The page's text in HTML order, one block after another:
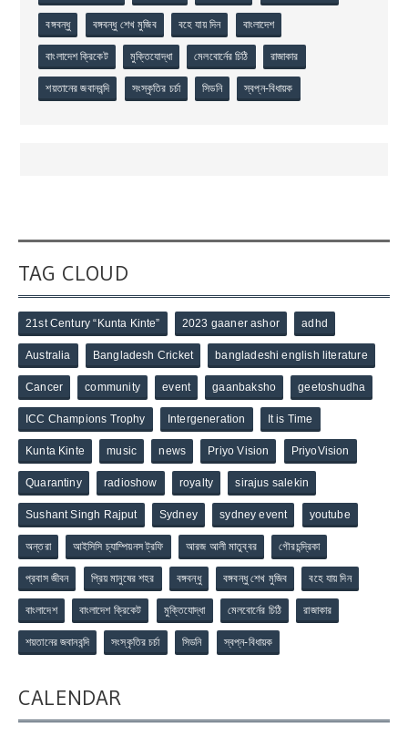
বঙ্গবন্ধু বঙ্গবন্ধু শেখ মুজিব বহে যায় দিন বাংলাদেশ
বাংলাদেশ ক্রিকেট মুক্তিযোদ্ধা মেলবোর্নের চিঠি রাজাকার
শয়তানের জবানবন্দি সংস্কৃতির চর্চা সিডনি স্বপ্ন-বিধায়ক
TAG CLOUD
21st Century “Kunta Kinte” 2023 gaaner ashor adhd
Australia Bangladesh Cricket bangladeshi english literature
Cancer community event gaanbaksho geetoshudha
ICC Champions Trophy Intergeneration It is Time
Kunta Kinte music news Priyo Vision PriyoVision
Quarantiny radioshow royalty sirajus salekin
Sushant Singh Rajput Sydney sydney event youtube
অন্তরা আইসিসি চ্যাম্পিয়নস ট্রফি আরজ আলী মাতুব্বর গৌরচন্দ্রিকা
প্রবাস জীবন প্রিয় মানুষের শহর বঙ্গবন্ধু বঙ্গবন্ধু শেখ মুজিব বহে যায় দিন
বাংলাদেশ বাংলাদেশ ক্রিকেট মুক্তিযোদ্ধা মেলবোর্নের চিঠি রাজাকার
শয়তানের জবানবন্দি সংস্কৃতির চর্চা সিডনি স্বপ্ন-বিধায়ক
CALENDAR